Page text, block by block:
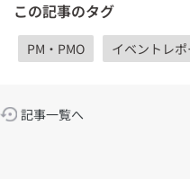
この記事のタグ
PM・PMO イベントレポ
記事一覧へ